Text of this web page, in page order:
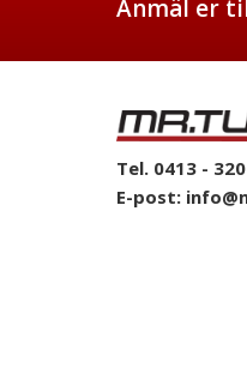
Anmäl er
Tel. 0413 -
E-post: